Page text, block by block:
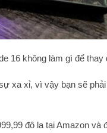
16 không làm gì để thay
xa xỉ, vì vậy bạn sẽ
đô la tại Amazon